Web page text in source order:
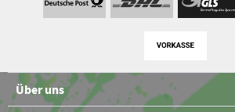
Über uns